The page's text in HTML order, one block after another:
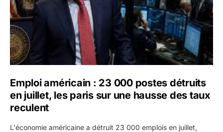
Emploi américain : 23 000 postes détruits
en juillet, les paris sur une hausse des taux
reculent
L'économie américaine a détruit 23 000 emplois en juillet,